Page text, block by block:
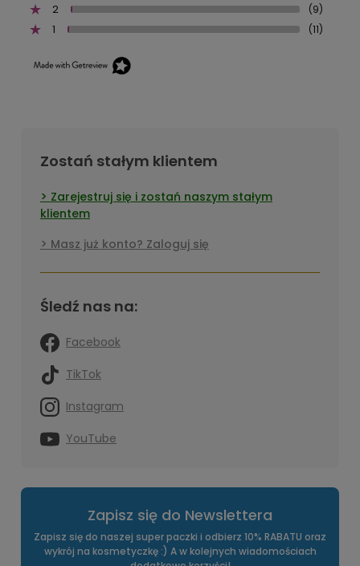
2 (9)
1 (11)
Zostań stałym klientem
Zarejestruj się i zostań naszym stałym
klientem
Masz już konto? Zaloguj się
Śledź nas na:
Facebook
TikTok
Instagram
YouTube
Zapisz się do Newslettera
Zapisz się do naszej super paczki i odbierz 10% RABATU oraz
wykrój na kosmetyczkę :) A w kolejnych wiadomościach